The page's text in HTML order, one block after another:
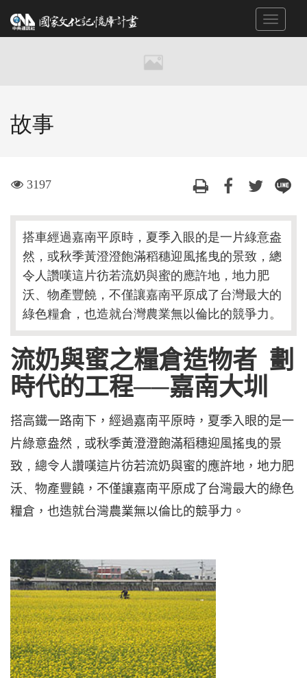
到
Toggle
故事
visit
3197
搭車經過嘉南平原時，夏季入眼的是一片綠意盎
然，或秋季黃澄澄飽滿稻穗迎風搖曳的景致，總
令人讚嘆這片彷若流奶與蜜的應許地，地力肥
沃、物產豐饒，不僅讓嘉南平原成了台灣最大的
綠色糧倉，也造就台灣農業無以倫比的競爭力。
流奶與蜜之糧倉造物者 劃
時代的工程──嘉南大圳
搭高鐵一路南下，經過嘉南平原時，夏季入眼的是一
片綠意盎然 ， 或秋季黃澄澄飽滿稻穗迎風搖曳的景
致 ， 總令人讚嘆這片彷若流奶與蜜的應許地，地力肥
沃、 物產豐饒，不僅讓嘉南平原成了台灣最大的綠色
糧倉，也造就台灣農業無以倫比的競爭力。